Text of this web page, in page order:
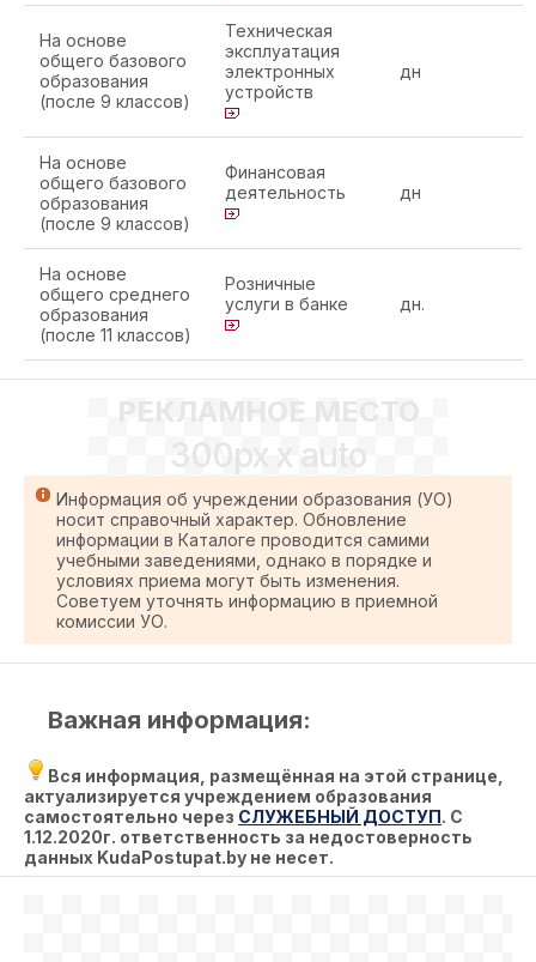
На основе
общего базового
образования
(после 9 классов)
Техническая
эксплуатация
электронных
устройств
дн
На основе
общего базового
образования
(после 9 классов)
Финансовая
деятельность
дн
На основе
общего среднего
образования
(после 11 классов)
Розничные
услуги в банке
дн.
РЕКЛАМНОЕ МЕСТО
300px x auto
Информация об учреждении образования (УО)
носит справочный характер. Обновление
информации в Каталоге проводится самими
учебными заведениями, однако в порядке и
условиях приема могут быть изменения.
Советуем уточнять информацию в приемной
комиссии УО.
Важная информация:
Вся информация, размещённая на этой странице,
актуализируется учреждением образования
самостоятельно через СЛУЖЕБНЫЙ ДОСТУП. С
1.12.2020г. ответственность за недостоверность
данных KudaPostupat.by не несет.